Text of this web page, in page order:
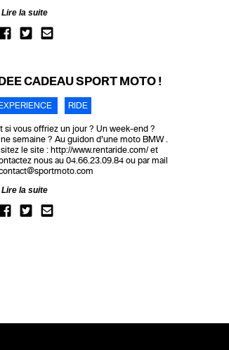
Lire la suite
IDÉE CADEAU SPORT MOTO !
EXPERIENCE RIDE
si vous offriez un jour ? Un week-end ?
semaine ? Au guidon d’une moto BMW .
le site : http://www.rentaride.com/ et
nous au 04.66.23.09.84 ou par mail
Lire la suite